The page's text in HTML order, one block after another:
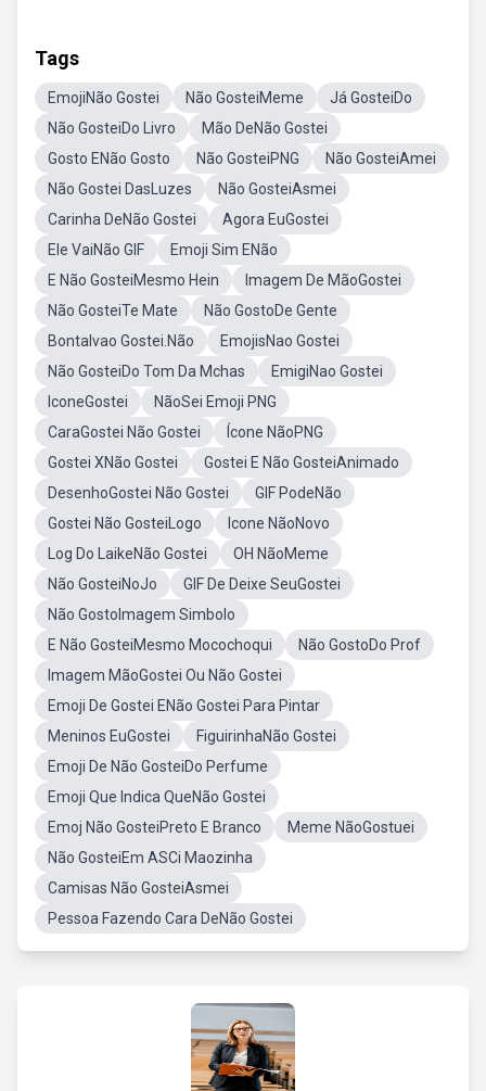
Tags
EmojiNão Gostei Não GosteiMeme
Já GosteiDo
Não GosteiDo Livro
Mão DeNão Gostei
Gosto ENão Gosto
Não GosteiPNG
Não GosteiAmei
Não Gostei DasLuzes
Não GosteiAsmei
Carinha DeNão Gostei
Agora EuGostei
Ele VaiNão GIF
Emoji Sim ENão
E Não GosteiMesmo Hein
Imagem De MãoGostei
Não GosteiTe Mate
Não GostoDe Gente
Bontalvao Gostei.Não
EmojisNao Gostei
Não GosteiDo Tom Da Mchas
EmigiNao Gostei
IconeGostei
NãoSei Emoji PNG
CaraGostei Não Gostei
Ícone NãoPNG
Gostei XNão Gostei
Gostei E Não GosteiAnimado
DesenhoGostei Não Gostei
GIF PodeNão
Gostei Não GosteiLogo
Icone NãoNovo
Log Do LaikeNão Gostei
OH NãoMeme
Não GosteiNoJo
GIF De Deixe SeuGostei
Não GostoImagem Simbolo
E Não GosteiMesmo Mocochoqui
Não GostoDo Prof
Imagem MãoGostei Ou Não Gostei
Emoji De Gostei ENão Gostei Para Pintar
Meninos EuGostei
FiguirinhaNão Gostei
Emoji De Não GosteiDo Perfume
Emoji Que Indica QueNão Gostei
Emoj Não GosteiPreto E Branco
Meme NãoGostuei
Não GosteiEm ASCi Maozinha
Camisas Não GosteiAsmei
Pessoa Fazendo Cara DeNão Gostei